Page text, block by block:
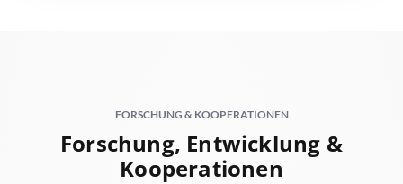
FORSCHUNG & KOOPERATIONEN
Forschung, Entwicklung &
Kooperationen